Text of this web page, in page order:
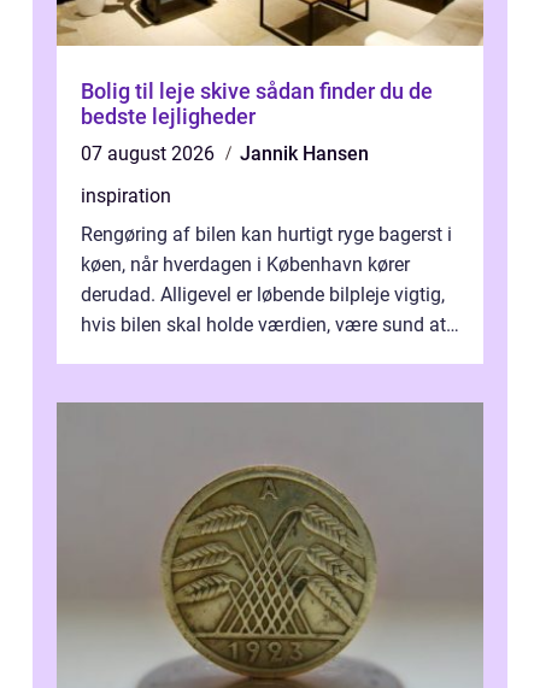
Bolig til leje skive sådan finder du de
bedste lejligheder
07 august 2026
Jannik Hansen
inspiration
Rengøring af bilen kan hurtigt ryge bagerst i
køen, når hverdagen i København kører
derudad. Alligevel er løbende bilpleje vigtig,
hvis bilen skal holde værdien, være sund at